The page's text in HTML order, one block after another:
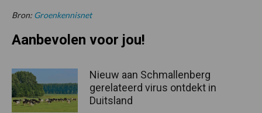
Bron: Groenkennisnet
Aanbevolen voor jou!
Nieuw aan Schmallenberg
gerelateerd virus ontdekt in
Duitsland